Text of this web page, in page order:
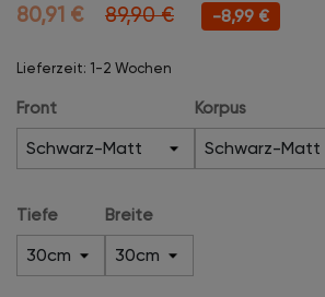
80,91 € 89,90 € -8,99 €
Lieferzeit: 1-2 Wochen
Front Korpus
Tiefe Breite